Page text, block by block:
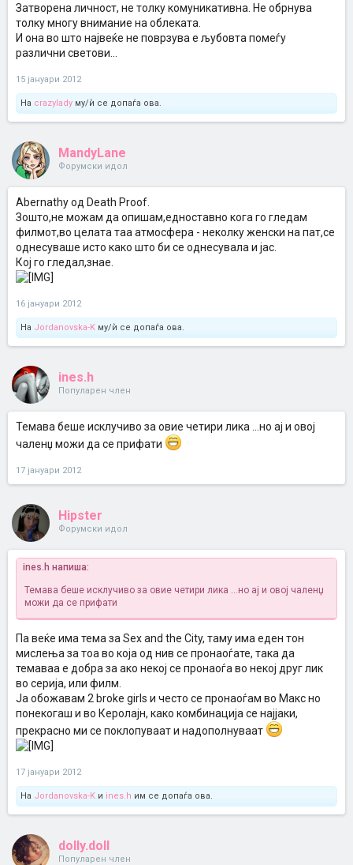
Затворена личност, не толку комуникативна. Не обрнува
толку многу внимание на облеката.
И она во што највеќе не поврзува е љубовта помеѓу
различни светови...
15 јануари 2012
На crazylady му/ѝ се допаѓа ова.
MandyLane
Форумски идол
Abernathy од Death Proof.
Зошто,не можам да опишам,едноставно кога го гледам
филмот,во целата таа атмосфера - неколку женски на пат,се
однесуваше исто како што би се однесувала и јас.
Кој го гледал,знае.
16 јануари 2012
На Jordanovska-K му/ѝ се допаѓа ова.
ines.h
Популарен член
Темава беше исклучиво за овие четири лика ...но ај и овој
чаленџ можи да се прифати
17 јануари 2012
Hipster
Форумски идол
ines.h напиша:
Темава беше исклучиво за овие четири лика ...но ај и овој чаленџ
можи да се прифати
Па веќе има тема за Sex and the City, таму има еден тон
мислења за тоа во која од нив се пронаоѓате, така да
темаваа е добра за ако некој се пронаоѓа во некој друг лик
во серија, или филм.
Ја обожавам 2 broke girls и често се пронаоѓам во Макс но
понекогаш и во Керолајн, како комбинација се најјаки,
прекрасно ми се поклопуваат и надополнуваат
17 јануари 2012
На Jordanovska-K и ines.h им се допаѓа ова.
dolly.doll
Популарен член